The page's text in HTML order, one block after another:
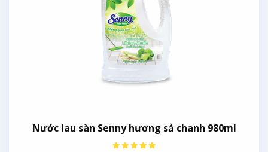
Nước lau sàn Senny hương sả chanh 980ml